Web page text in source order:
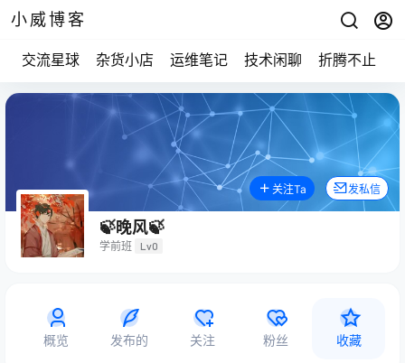
小威博客
交流星球 杂货小店 运维笔记 技术闲聊 折腾不止
🍃晚风🍃
学前班 Lv0
关注Ta 发私信
概览 发布的 关注 粉丝 收藏